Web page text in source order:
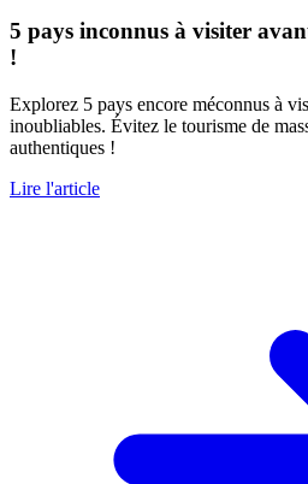
5 pays inconnus à visiter
!
Explorez 5 pays encore méconnus à
inoubliables. Évitez le tourisme de
authentiques !
Lire l'article